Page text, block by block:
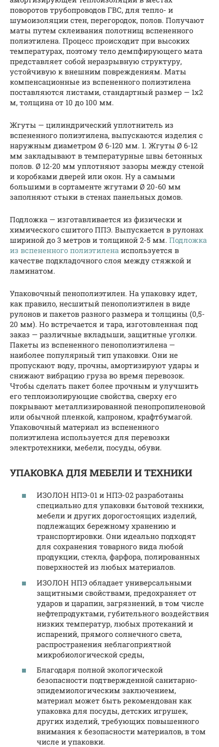
поворотов трубопроводов ГВС, для тепло- и
шумоизоляции стен, перегородок, полов. Получают
маты путем склеивания полотнищ вспененного
полиэтилена. Процесс происходит при высоких
температурах, поэтому тело демпфирующего мата
представляет собой неразрывную структуру,
устойчивую к внешним повреждениям. Маты
компенсационные из вспененного полиэтилена
поставляются листами, стандартный размер — 1х2
м, толщина от 10 до 100 мм.
Жгуты — цилиндрический уплотнитель из
вспененного полиэтилена, выпускаются изделия с
наружным диаметром Ø 6-120 мм. 1. Жгуты Ø 6-12
мм закладывают в температурные швы бетонных
полов. Ø 12-20 мм уплотняют зазоры между стеной
и коробками дверей или окон. Ну а самыми
большими в сортаменте жгутами Ø 20-60 мм
заполняют стыки в стенах панельных домов.
Подложка — изготавливается из физически и
химического сшитого ППЭ. Выпускается в рулонах
шириной до 3 метров и толщиной 2-5 мм. Подложка
из вспененного полиэтилена используется в
качестве подкладочного слоя между стяжкой и
ламинатом.
Упаковочный пенополиэтилен. На упаковку идет,
как правило, несшитый пенополиэтилен в виде
рулонов и пакетов разного размера и толщины (0,5-
20 мм). Но встречается и тара, изготовленная под
заказ — различные вкладыши, защитные уголки.
Пакеты из вспененного пенополиэтилена —
наиболее популярный тип упаковки. Они не
пропускают воду, прочны, амортизируют удары и
снижают вибрацию груза во время перевозок.
Чтобы сделать пакет более прочным и улучшить
его теплоизолирующие свойства, сверху его
покрывают металлизированной пенопропиленовой
или обычной пленкой, капроном, крафтбумагой.
Упаковочный материал из вспененного
полиэтилена используется для перевозки
электротехники, мебели, посуды, обуви.
УПАКОВКА ДЛЯ МЕБЕЛИ И ТЕХНИКИ
ИЗОЛОН НПЭ-01 и НПЭ-02 разработаны
специально для упаковки бытовой техники,
мебели и других дорогостоящих изделий,
подлежащих бережному хранению и
транспортировки. Они идеально подходят
для сохранения товарного вида любой
продукции, стекла, фарфора, полированных
поверхностей из любых материалов.
ИЗОЛОН НПЭ обладает универсальными
защитными свойствами, предохраняет от
ударов и царапин, загрязнений, в том числе
нефтепродуктами, губительного воздействия
низких температур, любых протеканий и
испарений, прямого солнечного света,
распространения неблагоприятной
микробиологической среды,
Благодаря полной экологической
безопасности подтвержденной санитарно-
эпидемиологическим заключением,
материал может быть рекомендован как
упаковка для посуды, детских игрушек,
других изделий, требующих повышенного
внимания к безопасности материалов, в том
числе и упаковки.